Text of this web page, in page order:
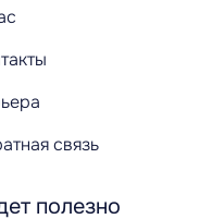
связь
полезно